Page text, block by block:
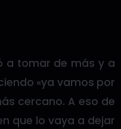
a tomar de más y a
«ya vamos por
cercano. A eso de
que lo vaya a dejar